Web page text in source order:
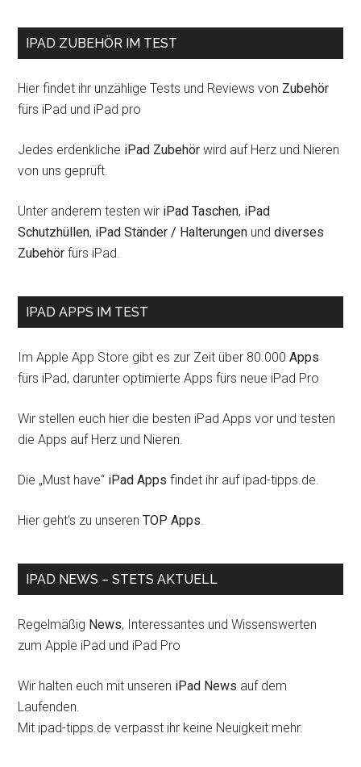
IPAD ZUBEHÖR IM TEST
Hier findet ihr unzählige Tests und Reviews von Zubehör
fürs iPad und iPad pro
Jedes erdenkliche iPad Zubehör wird auf Herz und Nieren
von uns geprüft.
Unter anderem testen wir iPad Taschen, iPad
Schutzhüllen, iPad Ständer / Halterungen unddiverses
Zubehör fürs iPad.
IPAD APPS IM TEST
Im Apple App Store gibt es zur Zeit über 80.000Apps
fürs iPad, darunter optimierte Apps fürs neue iPad Pro
Wir stellen euch hier die besten iPad Apps vor und testen
die Apps auf Herz und Nieren.
Die „Must have“ iPad Apps findet ihr auf ipad-tipps.de.
Hier geht's zu unserenTOP Apps.
IPAD NEWS – STETS AKTUELL
Regelmäßig News, Interessantes und Wissenswerten
zum Apple iPad und iPad Pro
Wir halten euch mit unseren iPad News auf dem
Laufenden.
Mit ipad-tipps.de verpasst ihr keine Neuigkeit mehr.